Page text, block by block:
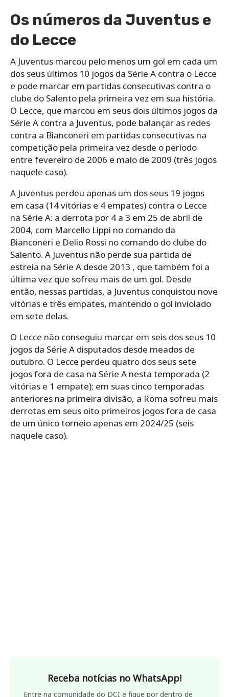
Os números da Juventus e
do Lecce
A Juventus marcou pelo menos um gol em cada um
dos seus últimos 10 jogos da Série A contra o Lecce
e pode marcar em partidas consecutivas contra o
clube do Salento pela primeira vez em sua história.
O Lecce, que marcou em seus dois últimos jogos da
Série A contra a Juventus, pode balançar as redes
contra a Bianconeri em partidas consecutivas na
competição pela primeira vez desde o período
entre fevereiro de 2006 e maio de 2009 (três jogos
naquele caso).
A Juventus perdeu apenas um dos seus 19 jogos
em casa (14 vitórias e 4 empates) contra o Lecce
na Série A: a derrota por 4 a 3 em 25 de abril de
2004, com Marcello Lippi no comando da
Bianconeri e Delio Rossi no comando do clube do
Salento. A Juventus não perde sua partida de
estreia na Série A desde 2013 , que também foi a
última vez que sofreu mais de um gol. Desde
então, nessas partidas, a Juventus conquistou nove
vitórias e três empates, mantendo o gol inviolado
em sete delas.
O Lecce não conseguiu marcar em seis dos seus 10
jogos da Série A disputados desde meados de
outubro. O Lecce perdeu quatro dos seus sete
jogos fora de casa na Série A nesta temporada (2
vitórias e 1 empate); em suas cinco temporadas
anteriores na primeira divisão, a Roma sofreu mais
derrotas em seus oito primeiros jogos fora de casa
de um único torneio apenas em 2024/25 (seis
naquele caso).
Receba notícias no WhatsApp!
Entre na comunidade do DCI e fique por dentro de